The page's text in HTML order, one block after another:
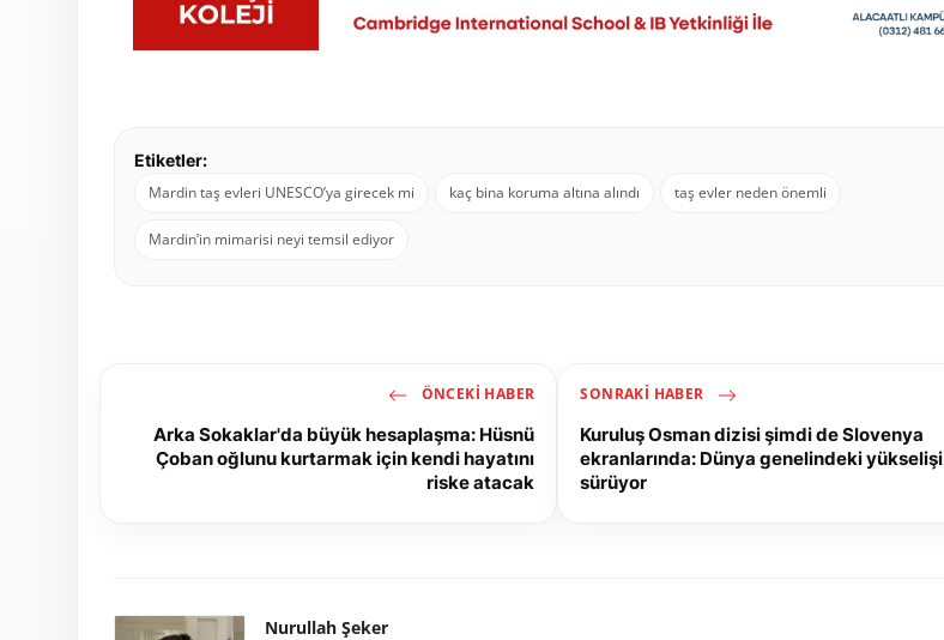
Etiketler:
Mardin taş evleri UNESCO’ya girecek mi
kaç bina koruma altına alındı taş evler neden önemli
Mardin’in mimarisi neyi temsil ediyor
ÖNCEKI HABER
Arka Sokaklar'da büyük hesaplaşma: Hüsnü
Çoban oğlunu kurtarmak için kendi hayatını
riske atacak
SONRAKI HABER
Kuruluş Osman dizisi şimdi de Slovenya
ekranlarında: Dünya genelindeki yükselişi
sürüyor
Nurullah Şeker